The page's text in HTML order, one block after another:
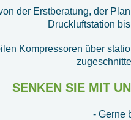
der Erstberatung, der
Druckluftstation
Kompressoren über
SENKEN SIE MIT
- Gerne